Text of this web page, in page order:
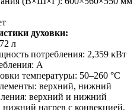
духовки:
л
потребления: 2,359 кВт
A
температуры: 50–260 °C
верхний, нижний
верхний и нижний
нижний нагрев с конвекцией,